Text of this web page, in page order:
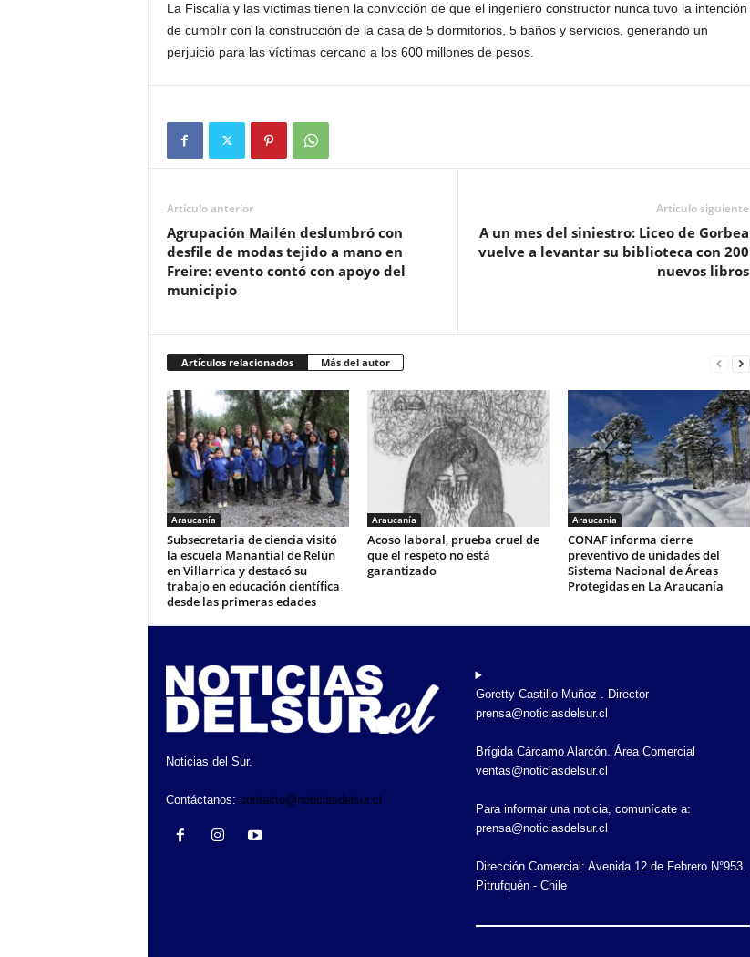
La Fiscalía y las víctimas tienen la convicción de que el ingeniero constructor nunca tuvo la intención
de cumplir con la construcción de la casa de 5 dormitorios, 5 baños y servicios, generando un
perjuicio para las víctimas cercano a los 600 millones de pesos.
Artículo anterior
Agrupación Mailén deslumbró con
desfile de modas tejido a mano en
Freire: evento contó con apoyo del
municipio
Artículo siguiente
A un mes del siniestro: Liceo de Gorbea
vuelve a levantar su biblioteca con 200
nuevos libros
Artículos relacionados Más del autor
Araucanía
Subsecretaria de ciencia visitó
la escuela Manantial de Relún
en Villarrica y destacó su
trabajo en educación científica
desde las primeras edades
Araucanía
Acoso laboral, prueba cruel de
que el respeto no está
garantizado
Araucanía
CONAF informa cierre
preventivo de unidades del
Sistema Nacional de Áreas
Protegidas en La Araucanía
Noticias del Sur.
Contáctanos: contacto@noticiasdelsur.cl
Goretty Castillo Muñoz . Director
prensa@noticiasdelsur.cl
Brígida Cárcamo Alarcón. Área Comercial
ventas@noticiasdelsur.cl
Para informar una noticia, comunícate a:
prensa@noticiasdelsur.cl
Dirección Comercial: Avenida 12 de Febrero N°953.
Pitrufquén - Chile